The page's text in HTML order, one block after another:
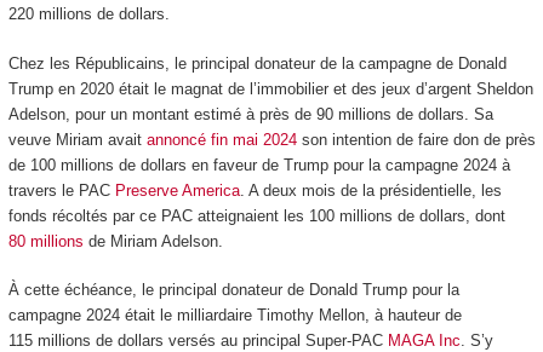
220 millions de dollars.
Chez les Républicains, le principal donateur de la campagne de Donald
Trump en 2020 était le magnat de l’immobilier et des jeux d’argent Sheldon
Adelson, pour un montant estimé à près de 90 millions de dollars. Sa
veuve Miriam avait annoncé fin mai 2024son intention de faire don de près
de 100 millions de dollars en faveur de Trump pour la campagne 2024 à
travers le PAC Preserve America. A deux mois de la présidentielle, les
fonds récoltés par ce PAC atteignaient les 100 millions de dollars, dont
80 millions de Miriam Adelson.
À cette échéance, le principal donateur de Donald Trump pour la
campagne 2024 était le milliardaire Timothy Mellon, à hauteur de
115 millions de dollars versés au principal Super-PAC MAGA Inc. S’y